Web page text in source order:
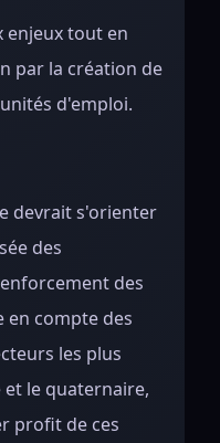
enjeux tout en
par la création de
d'emploi.
devrait s'orienter
des
des
en compte des
les plus
le quaternaire,
profit de ces